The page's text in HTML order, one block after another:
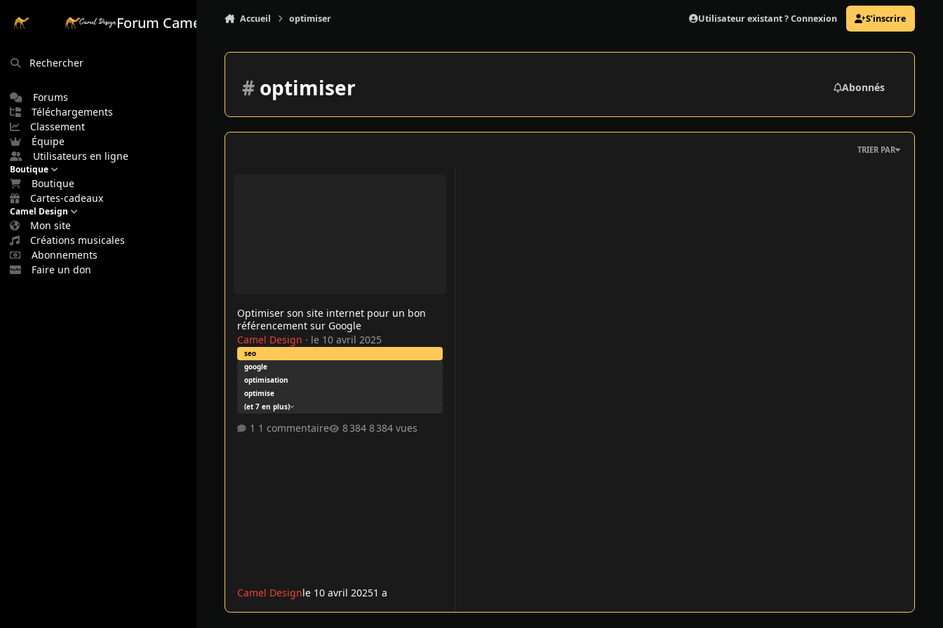
Forum Camel Design
Rechercher
Forums
Téléchargements
Classement
Équipe
Utilisateurs en ligne
Boutique
Boutique
Cartes-cadeaux
Camel Design
Mon site
Créations musicales
Abonnements
Faire un don
Accueil optimiser Utilisateur existant ? Connexion S’inscrire
#optimiser Abonnés
TRIER PAR
Optimiser son site internet pour un bon
référencement sur Google
Camel Design · le 10 avril 2025
seo
google
optimisation
optimise
(et 7 en plus)
1 commentaire 8 384 vues
Camel Designle 10 avril 20251 a